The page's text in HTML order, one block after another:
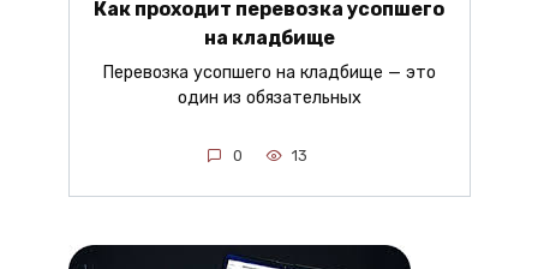
Как проходит перевозка усопшего
на кладбище
Перевозка усопшего на кладбище — это
один из обязательных
0 13